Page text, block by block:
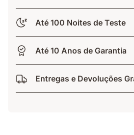
Até 100 Noites de Teste
Até 10 Anos de Garantia
Entregas e Devoluções